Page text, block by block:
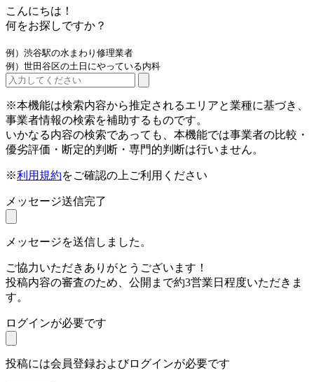
こんにちは！
何をお探しですか？
例）渋谷駅の水まわり修理業者
例）世田谷区の土日にやっている内科
※本機能は検索内容から推定されるエリアと業種に基づき、
事業者情報の検索を補助するものです。
いかなる内容の検索であっても、本機能では事業者の比較・
優劣評価・断定的判断・専門的判断は行いません。
※利用規約をご確認の上ご利用ください
メッセージ送信完了
メッセージを送信しました。
ご協力いただきありがとうございます！
投稿内容の審査のため、公開まで約3営業日程度いただきま
す。
ログインが必要です
投稿には会員登録およびログインが必要です